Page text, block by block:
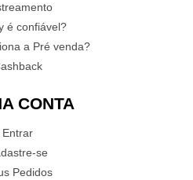
é confiável?
a Pré venda?
CONTA
Entrar
se
Pedidos